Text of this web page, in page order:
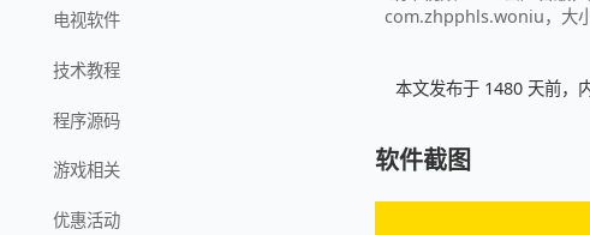
电视软件
技术教程
程序源码
游戏相关
优惠活动
com.zhpphls.woniu，大小
本文发布于 1480 天前，
软件截图